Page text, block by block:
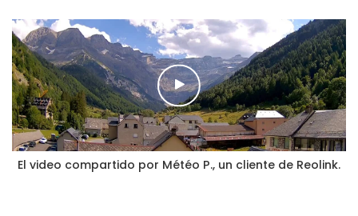
El video compartido por Météo P., un cliente de Reolink.